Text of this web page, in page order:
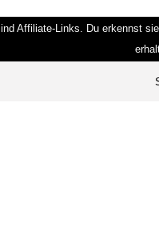
Affiliate-Links. Du erkennst